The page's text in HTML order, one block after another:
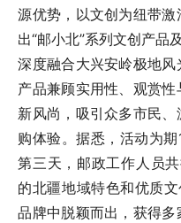
源优势，以文创为纽带
出“邮小北”系列文创产品
深度融合大兴安岭极地风
产品兼顾实用性、观赏
新风尚，吸引众多市民
购体验。据悉，活动为
第三天，邮政工作人员
的北疆地域特色和优质
品牌中脱颖而出，获得